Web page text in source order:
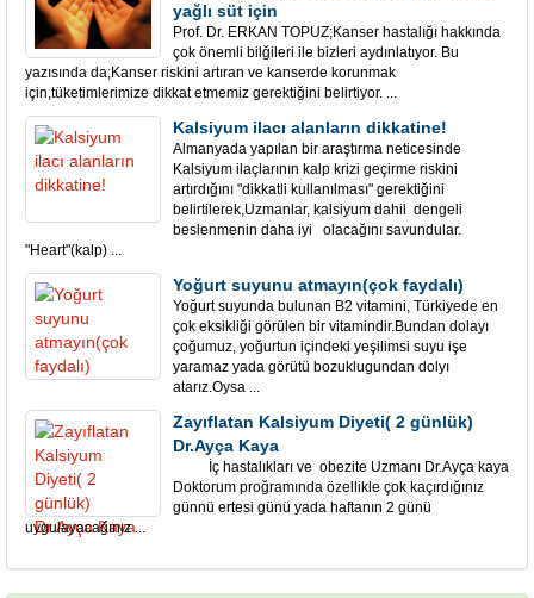
yağlı süt için
Prof. Dr. ERKAN TOPUZ;Kanser hastalığı hakkında
çok önemli bilğileri ile bizleri aydınlatıyor. Bu
yazısında da;Kanser riskini artıran ve kanserde korunmak
için,tüketimlerimize dikkat etmemiz gerektiğini belirtiyor. ...
Kalsiyum ilacı alanların dikkatine!
Almanyada yapılan bir araştırma neticesinde
Kalsiyum ilaçlarının kalp krizi geçirme riskini
artırdığını "dikkatli kullanılması" gerektiğini
belirtilerek,Uzmanlar, kalsiyum dahil dengeli
beslenmenin daha iyi olacağını savundular.
"Heart"(kalp) ...
Yoğurt suyunu atmayın(çok faydalı)
Yoğurt suyunda bulunan B2 vitamini, Türkiyede en
çok eksikliği görülen bir vitamindir.Bundan dolayı
çoğumuz, yoğurtun içindeki yeşilimsi suyu işe
yaramaz yada görütü bozuklugundan dolyı
atarız.Oysa ...
Zayıflatan Kalsiyum Diyeti( 2 günlük)
Dr.Ayça Kaya
İç hastalıkları ve obezite Uzmanı Dr.Ayça kaya
Doktorum proğramında özellikle çok kaçırdığınız
günnü ertesi günü yada haftanın 2 günü
uygulayacağınız ...